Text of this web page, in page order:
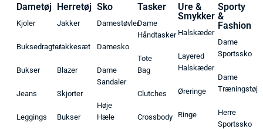
Dametøj
Kjoler
Buksedragter
Bukser
Jeans
Leggings
Herretøj
Jakker
Jakkesæt
Blazer
Skjorter
Bukser
Sko
Damestøvler
Damesko
Dame
Sandaler
Høje
Hæle
Tasker
Dame
Håndtasker
Tote
Bag
Clutches
Crossbody
Ure &
Smykker
Halskæder
Layered
Halskæder
Øreringe
Ringe
Sporty
&
Fashion
Dame
Sportssko
Dame
Træningstøj
Herre
Sportssko